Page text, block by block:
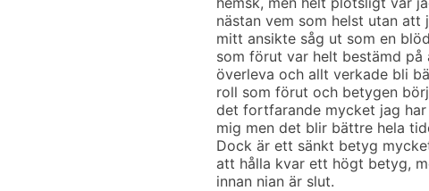
nästan vem som helst utan
mitt ansikte såg ut som en
som förut var helt bestämd
överleva och allt verkade bli
roll som förut och betygen
det fortfarande mycket jag
mig men det blir bättre hela
Dock är ett sänkt betyg
att hålla kvar ett högt betyg,
innan nian är slut.